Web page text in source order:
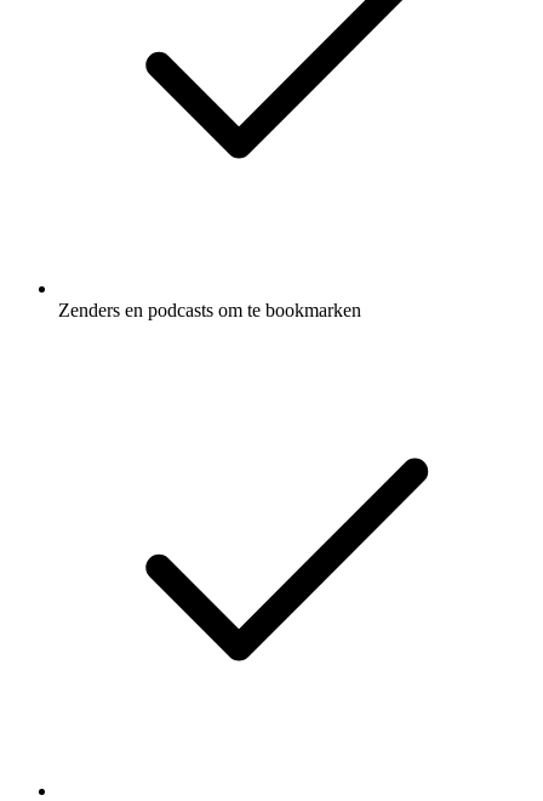
Zenders en podcasts om te bookmarken